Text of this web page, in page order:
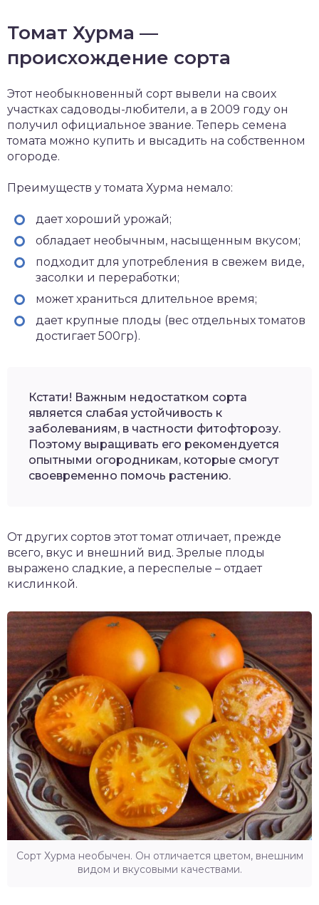
Томат Хурма —
происхождение сорта
Этот необыкновенный сорт вывели на своих
участках садоводы-любители, а в 2009 году он
получил официальное звание. Теперь семена
томата можно купить и высадить на собственном
огороде.
Преимуществ у томата Хурма немало:
дает хороший урожай;
обладает необычным, насыщенным вкусом;
подходит для употребления в свежем виде,
засолки и переработки;
может храниться длительное время;
дает крупные плоды (вес отдельных томатов
достигает 500гр).
Кстати! Важным недостатком сорта
является слабая устойчивость к
заболеваниям, в частности фитофторозу.
Поэтому выращивать его рекомендуется
опытными огородникам, которые смогут
своевременно помочь растению.
От других сортов этот томат отличает, прежде
всего, вкус и внешний вид. Зрелые плоды
выражено сладкие, а переспелые – отдает
кислинкой.
Сорт Хурма необычен. Он отличается цветом, внешним
видом и вкусовыми качествами.